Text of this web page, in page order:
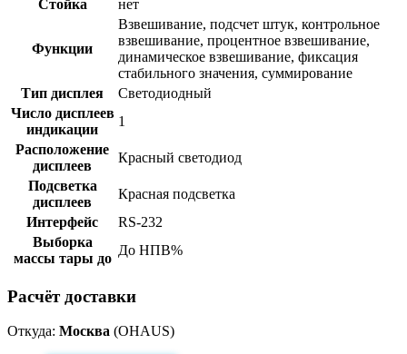
Стойка нет
Функции
Взвешивание, подсчет штук, контрольное
взвешивание, процентное взвешивание,
динамическое взвешивание, фиксация
стабильного значения, суммирование
Тип дисплея
Светодиодный
Число дисплеев
индикации
1
Расположение
дисплеев
Красный светодиод
Подсветка
дисплеев
Красная подсветка
Интерфейс
RS-232
Выборка
массы тары до
До НПВ%
Расчёт доставки
Откуда: Москва (OHAUS)